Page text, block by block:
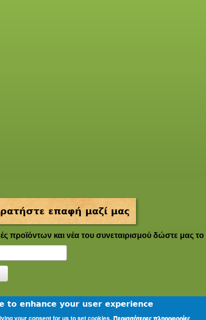
επαφή μαζί μας
προϊόντων και νέα του συνεταιρισμού δώστε μας
to enhance your user experience
your consent for us to set cookies. Περισσότερες πληροφορίες